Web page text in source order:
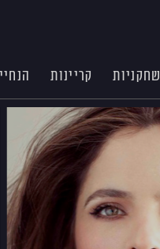
שחקניות קריינות